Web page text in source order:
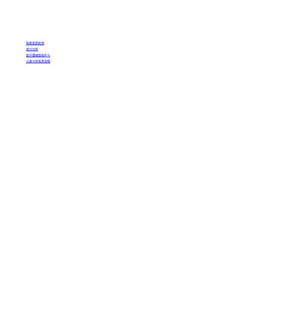
智能家居检测
成分分析
医疗器械是指什么
元素分析检测流程